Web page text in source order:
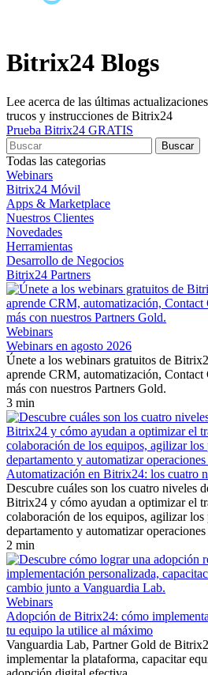
Bitrix24 Blogs
Lee acerca de las últimas
trucos y instrucciones de Bitrix24
Prueba Bitrix24 GRATIS
Todas las categorias
Webinars
Bitrix24 Móvil
Apps & Marketplace
Nuestros Clientes
Novedades
Herramientas
Desarrollo de Negocios
Bitrix24 Partners
Webinars
Webinars en agosto 2026
Únete a los webinars gratuitos de
aprende CRM, automatización, Contact
más con nuestros Partners Gold.
3 min
Automatización en Bitrix24: los cuatro
Descubre cuáles son los cuatro niveles
Bitrix24 y cómo ayudan a optimizar el
colaboración de los equipos, agilizar los
departamento y automatizar
2 min
Webinars
Adopción de Bitrix24: cómo
tu equipo la utilice al máximo
Vanguardia Lab, Partner Gold de
implementar la plataforma, capacitar